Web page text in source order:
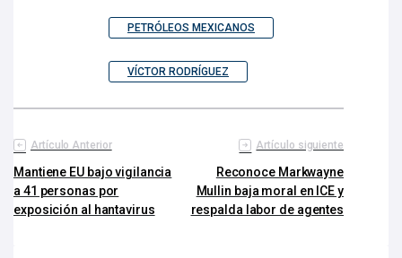
PETRÓLEOS MEXICANOS
VÍCTOR RODRÍGUEZ
Artículo Anterior
Mantiene EU bajo vigilancia
a 41 personas por
exposición al hantavirus
Artículo siguiente
Reconoce Markwayne
Mullin baja moral en ICE y
respalda labor de agentes